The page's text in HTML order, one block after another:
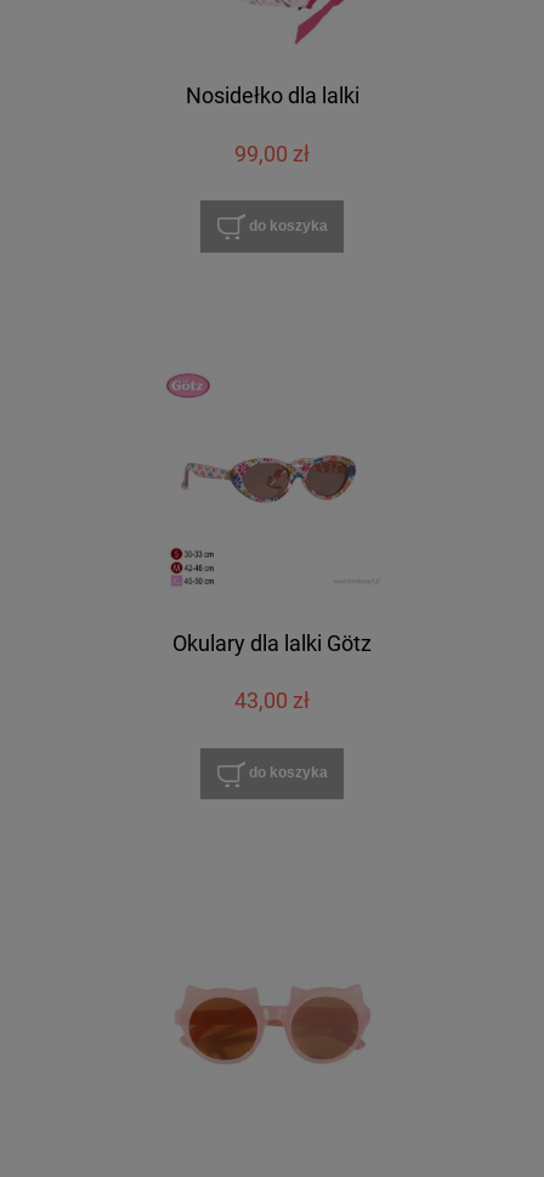
Nosidełko dla lalki
99,00 zł
do koszyka
Okulary dla lalki Götz
43,00 zł
do koszyka